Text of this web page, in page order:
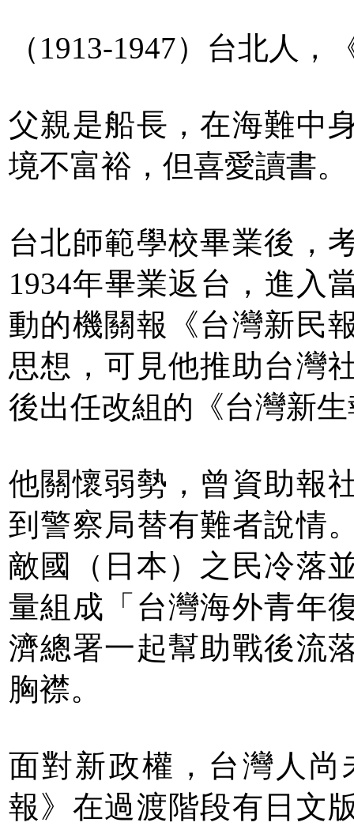
（1913-1947）台北人
父親是船長，在海難中
境不富裕，但喜愛讀書。
台北師範學校畢業後，
1934年畢業返台，進入
動的機關報《台灣新民
思想，可見他推助台灣
後出任改組的《台灣新
他關懷弱勢，曾資助報
到警察局替有難者說情
敵國（日本）之民冷落
量組成「台灣海外青年
濟總署一起幫助戰後流
胸襟。
面對新政權，台灣人
報》在過渡階段有日文